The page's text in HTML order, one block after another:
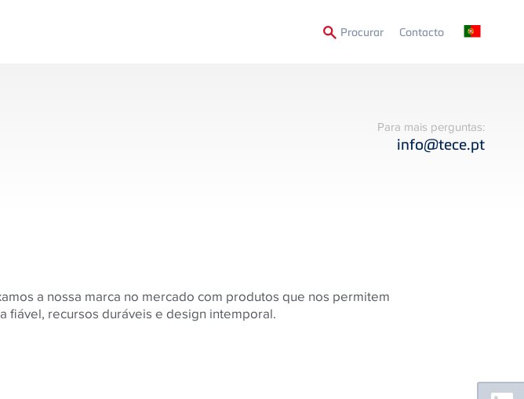
ProcurarSecondary
Contacto
Para mais perguntas:
info@tece.pt
a nossa marca no mercado com produtos que nos permitem
fiável, recursos duráveis ​​e design intemporal.
Floating